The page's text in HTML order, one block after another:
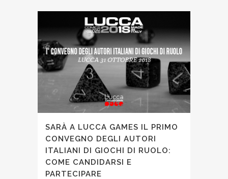
SARÀ A LUCCA GAMES IL PRIMO
CONVEGNO DEGLI AUTORI
ITALIANI DI GIOCHI DI RUOLO:
COME CANDIDARSI E
PARTECIPARE